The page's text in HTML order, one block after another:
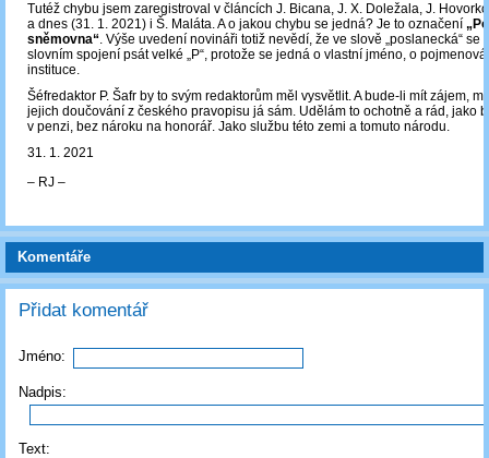
Tutéž chybu jsem zaregistroval v článcích J. Bicana, J. X. Doležala, J.
a dnes (31. 1. 2021) i Š. Maláta. A o jakou chybu se jedná? Je to označení
sněmovna“. Výše uvedení novináři totiž nevědí, že ve slově „poslanecká“ se
slovním spojení psát velké „P“, protože se jedná o vlastní jméno, o
instituce.
Šéfredaktor P. Šafr by to svým redaktorům měl vysvětlit. A bude-li mít zájem,
jejich doučování z českého pravopisu já sám. Udělám to ochotně a rád, jako
v penzi, bez nároku na honorář. Jako službu této zemi a tomuto národu.
31. 1. 2021
‒ RJ ‒
Komentáře
Přidat komentář
Jméno:
Nadpis:
Text: